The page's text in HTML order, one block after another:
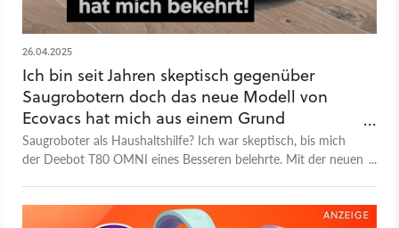
26.04.2025
Ich bin seit Jahren skeptisch gegenüber
Saugrobotern doch das neue Modell von
Ecovacs hat mich aus einem Grund
endgültig überzeugt!
Saugroboter als Haushaltshilfe? Ich war skeptisch, bis mich
der Deebot T80 OMNI eines Besseren belehrte. Mit der neuen